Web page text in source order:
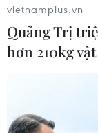
vietnamplus.vn
Quảng Trị
hơn 210kg